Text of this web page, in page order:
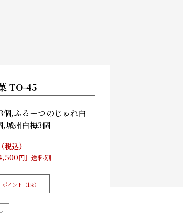
TO-45
個,ふるーつのじゅれ白
,城州白梅3個
（税込）
円］送料別
ポイント（1%）